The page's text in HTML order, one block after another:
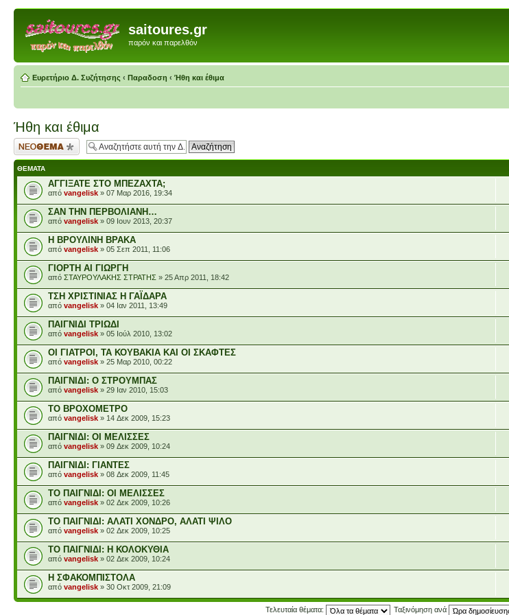
saitoures.gr
παρόν και παρελθόν
Ευρετήριο Δ. Συζήτησης ‹ Παραδοση ‹ Ήθη και έθιμα
Ήθη και έθιμα
Δημιουργία νέου
θέματος
ΘΈΜΑΤΑ
ΑΓΓΙΞΑΤΕ ΣΤΟ ΜΠΕΖΑΧΤΑ;
από vangelisk » 07 Μαρ 2016, 19:34
ΣΑΝ ΤΗΝ ΠΕΡΒΟΛΙΑΝΗ…
από vangelisk » 09 Ιουν 2013, 20:37
Η ΒΡΟΥΛΙΝΗ ΒΡΑΚΑ
από vangelisk » 05 Σεπ 2011, 11:06
ΓΙΟΡΤΗ ΑΙ ΓΙΩΡΓΗ
από ΣΤΑΥΡΟΥΛΑΚΗΣ ΣΤΡΑΤΗΣ » 25 Απρ 2011, 18:42
ΤΣΗ ΧΡΙΣΤΙΝΙΑΣ Η ΓΑΪΔΑΡΑ
από vangelisk » 04 Ιαν 2011, 13:49
ΠΑΙΓΝΙΔΙ ΤΡΙΩΔΙ
από vangelisk » 05 Ιούλ 2010, 13:02
ΟΙ ΓΙΑΤΡΟΙ, ΤΑ ΚΟΥΒΑΚΙΑ ΚΑΙ ΟΙ ΣΚΑΦΤΕΣ
από vangelisk » 25 Μαρ 2010, 00:22
ΠΑΙΓΝΙΔΙ: Ο ΣΤΡΟΥΜΠΑΣ
από vangelisk » 29 Ιαν 2010, 15:03
ΤΟ ΒΡΟΧΟΜΕΤΡΟ
από vangelisk » 14 Δεκ 2009, 15:23
ΠΑΙΓΝΙΔΙ: ΟΙ ΜΕΛΙΣΣΕΣ
από vangelisk » 09 Δεκ 2009, 10:24
ΠΑΙΓΝΙΔΙ: ΓΙΑΝΤΕΣ
από vangelisk » 08 Δεκ 2009, 11:45
ΤΟ ΠΑΙΓΝΙΔΙ: ΟΙ ΜΕΛΙΣΣΕΣ
από vangelisk » 02 Δεκ 2009, 10:26
ΤΟ ΠΑΙΓΝΙΔΙ: ΑΛΑΤΙ ΧΟΝΔΡΟ, ΑΛΑΤΙ ΨΙΛΟ
από vangelisk » 02 Δεκ 2009, 10:25
ΤΟ ΠΑΙΓΝΙΔΙ: Η ΚΟΛΟΚΥΘΙΑ
από vangelisk » 02 Δεκ 2009, 10:24
Η ΣΦΑΚΟΜΠΙΣΤΟΛΑ
από vangelisk » 30 Οκτ 2009, 21:09
Τελευταία θέματα: Ταξινόμηση ανά